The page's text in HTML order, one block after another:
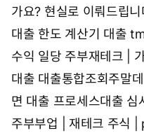
가요? 현실로 이뤄드립니
대출 한도 계산기 대출
수익 일당 주부재테크 |
대출 대출통합조회주말
면 대출 프로세스대출 심
주부부업 | 재테크 주식 |